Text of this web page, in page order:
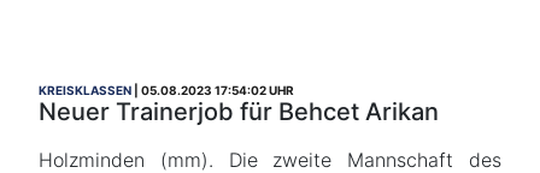
KREISKLASSEN 05.08.2023 17:54:02 UHR
Neuer Trainerjob für Behcet Arikan
Holzminden (mm). Die zweite Mannschaft des